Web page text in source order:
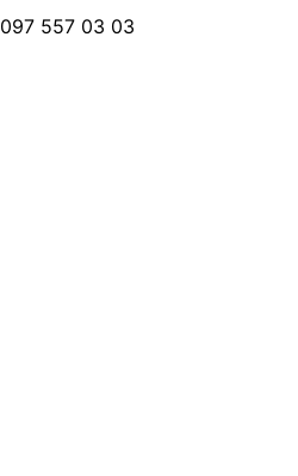
097 557 03 03